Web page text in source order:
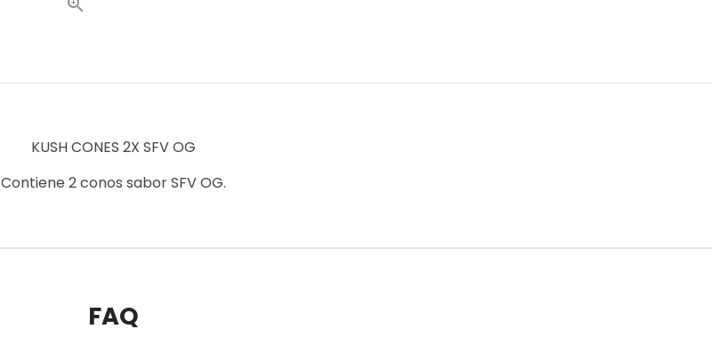
KUSH CONES 2X SFV OG
Contiene 2 conos sabor SFV OG.
FAQ